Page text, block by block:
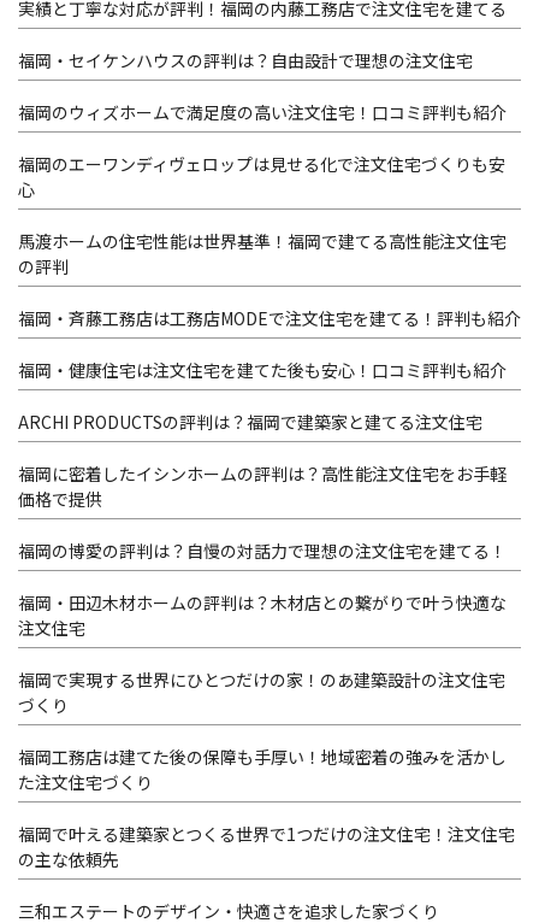
実績と丁寧な対応が評判！福岡の内藤工務店で注文住宅を建てる
福岡・セイケンハウスの評判は？自由設計で理想の注文住宅
福岡のウィズホームで満足度の高い注文住宅！口コミ評判も紹介
福岡のエーワンディヴェロップは見せる化で注文住宅づくりも安
心
馬渡ホームの住宅性能は世界基準！福岡で建てる高性能注文住宅
の評判
福岡・斉藤工務店は工務店MODEで注文住宅を建てる！評判も紹介
福岡・健康住宅は注文住宅を建てた後も安心！口コミ評判も紹介
ARCHI PRODUCTSの評判は？福岡で建築家と建てる注文住宅
福岡に密着したイシンホームの評判は？高性能注文住宅をお手軽
価格で提供
福岡の博愛の評判は？自慢の対話力で理想の注文住宅を建てる！
福岡・田辺木材ホームの評判は？木材店との繋がりで叶う快適な
注文住宅
福岡で実現する世界にひとつだけの家！のあ建築設計の注文住宅
づくり
福岡工務店は建てた後の保障も手厚い！地域密着の強みを活かし
た注文住宅づくり
福岡で叶える建築家とつくる世界で1つだけの注文住宅！注文住宅
の主な依頼先
三和エステートのデザイン・快適さを追求した家づくり